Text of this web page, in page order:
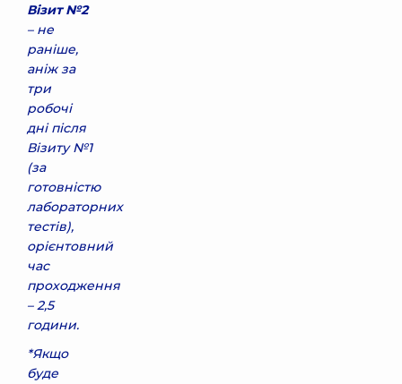
Візит №2
– не
раніше,
аніж за
три
робочі
дні після
Візиту №1
(за
готовністю
лабораторних
тестів),
орієнтовний
час
проходження
– 2,5
години.
*Якщо
буде